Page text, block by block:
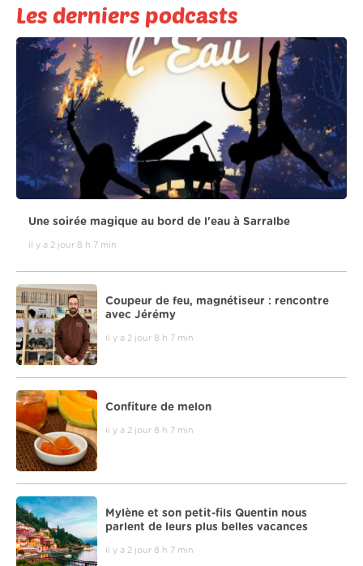
Les derniers podcasts
Une soirée magique au bord de l'eau à Sarralbe
il y a 2 jour 8 h 7 min
Coupeur de feu, magnétiseur : rencontre
avec Jérémy
il y a 2 jour 8 h 7 min
Confiture de melon
il y a 2 jour 8 h 7 min
Mylène et son petit-fils Quentin nous
parlent de leurs plus belles vacances
il y a 2 jour 8 h 7 min